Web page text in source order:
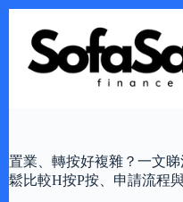
content
置業、轉按好複雜？一文
鬆比較H按P按、申請流程